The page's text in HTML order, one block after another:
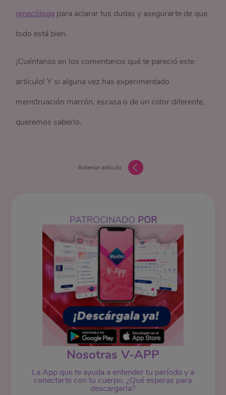
ginecóloga para aclarar tus dudas y asegurarte de que
todo está bien.
¡Cuéntanos en los comentarios qué te pareció este
artículo! Y si alguna vez has experimentado
menstruación marrón, escasa o de un color diferente,
queremos saberlo.
Anterior artículo
PATROCINADO POR
Nosotras V-APP
La App que te ayuda a entender tu período y a
conectarte con tu cuerpo. ¿Qué esperas para
descargarla?